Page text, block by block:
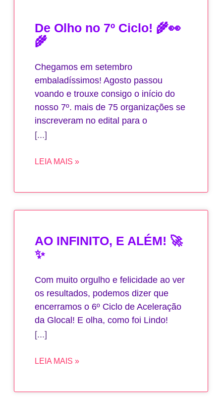
De Olho no 7º Ciclo! 🌾👀
🌾
Chegamos em setembro
embaladíssimos! Agosto passou
voando e trouxe consigo o início do
nosso 7º. mais de 75 organizações se
inscreveram no edital para o
LEIA MAIS »
AO INFINITO, E ALÉM! 🚀
✨
Com muito orgulho e felicidade ao ver
os resultados, podemos dizer que
encerramos o 6º Ciclo de Aceleração
da Glocal! E olha, como foi Lindo!
LEIA MAIS »